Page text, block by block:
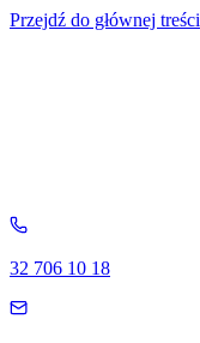
Przejdź do głównej treści
32 706 10 18